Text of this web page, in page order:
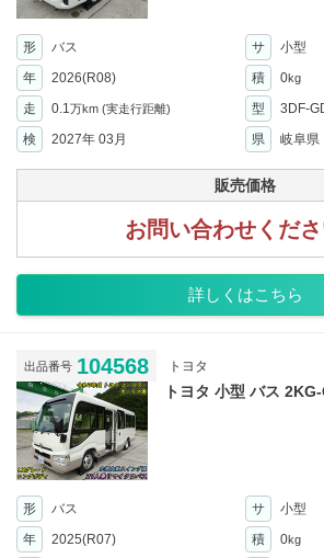
形 バス サ
小型
年
2026(R08) 積 0kg
走 0.1万km (実走行距離) 型
3DF-
検
2027年 03月 県 岐阜県
販売価格
お問い合わせくださ
詳しくはこちら
出品番号 104568 トヨタ
トヨタ 小型 バス
形 バス サ
小型
年
2025(R07) 積 0kg